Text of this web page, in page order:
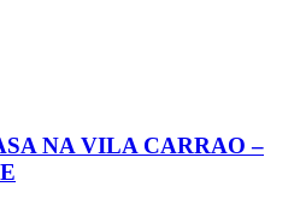
NA VILA CARRAO –